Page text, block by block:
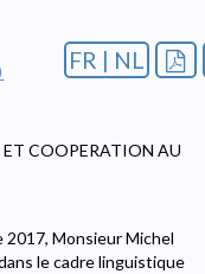
FR | NL
ET COOPERATION AU
Monsieur Michel
le cadre linguistique